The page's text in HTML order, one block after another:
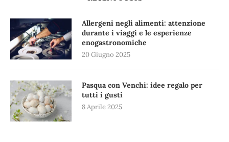
Allergeni negli alimenti: attenzione
durante i viaggi e le esperienze
enogastronomiche
20 Giugno 2025
Pasqua con Venchi: idee regalo per
tutti i gusti
8 Aprile 2025